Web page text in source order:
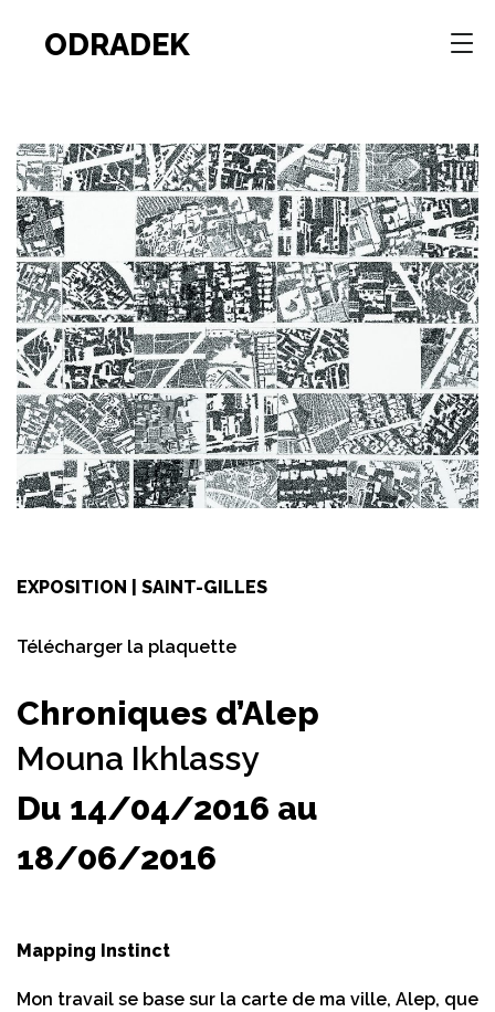
ODRADEK
EXPOSITION | SAINT-GILLES
Télécharger la plaquette
Chroniques d’Alep
Mouna Ikhlassy
Du 14/04/2016 au
18/06/2016
Mapping Instinct
Mon travail se base sur la carte de ma ville, Alep, que